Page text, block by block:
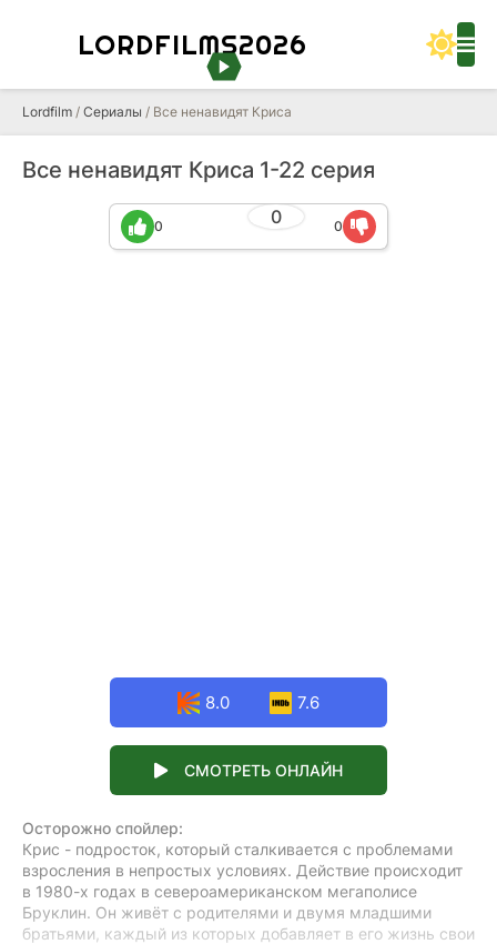
LORDFILMS2026
Lordfilm / Сериалы / Все ненавидят Криса
Все ненавидят Криса 1-22 серия
0
0 0
8.0 7.6
СМОТРЕТЬ ОНЛАЙН
Осторожно спойлер:
Крис - подросток, который сталкивается с проблемами
взросления в непростых условиях. Действие происходит
в 1980-х годах в североамериканском мегаполисе
Бруклин. Он живёт с родителями и двумя младшими
братьями, каждый из которых добавляет в его жизнь свои